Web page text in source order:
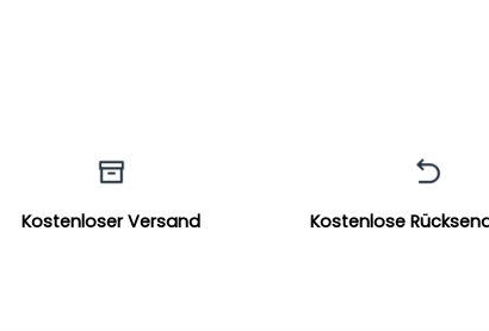
Kostenloser Versand Kostenlose